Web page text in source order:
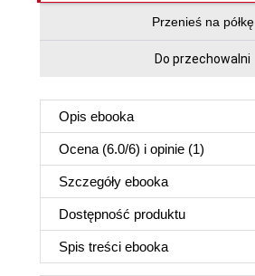
Przenieś na półkę
Do przechowalni
Opis ebooka
Ocena (6.0/6) i opinie (1)
Szczegóły ebooka
Dostępność produktu
Spis treści ebooka